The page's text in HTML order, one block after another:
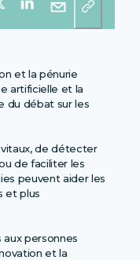
et la pénurie
artificielle et la
du débat sur les
vitaux, de détecter
de faciliter les
peuvent aider les
et plus
personnes
et la